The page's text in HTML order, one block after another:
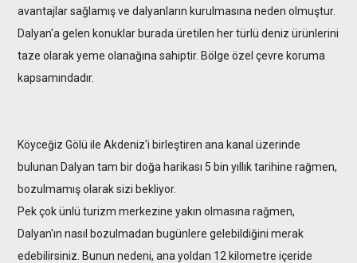
avantajlar sağlamış ve dalyanların kurulmasına neden olmuştur.
Dalyan'a gelen konuklar burada üretilen her türlü deniz ürünlerini
taze olarak yeme olanağına sahiptir. Bölge özel çevre koruma
kapsamındadır.
Köyceğiz Gölü ile Akdeniz'i birleştiren ana kanal üzerinde
bulunan Dalyan tam bir doğa harikası 5 bin yıllık tarihine rağmen,
bozulmamış olarak sizi bekliyor.
Pek çok ünlü turizm merkezine yakın olmasına rağmen,
Dalyan'ın nasıl bozulmadan bugünlere gelebildiğini merak
edebilirsiniz. Bunun nedeni, ana yoldan 12 kilometre içeride